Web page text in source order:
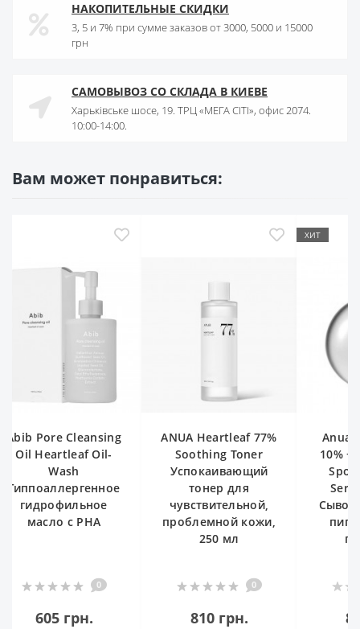
НАКОПИТЕЛЬНЫЕ СКИДКИ
3, 5 и 7% при сумме заказов от 3000, 5000 и 15000
грн
САМОВЫВОЗ СО СКЛАДА В КИЕВЕ
Харьківське шосе, 19. ТРЦ «МЕГА СІТІ», офис 2074.
10:00-14:00.
Вам может понравиться:
ANUA Heartleaf 77%
Soothing Toner
Успокаивающий
тонер для
чувствительной,
проблемной кожи,
0
810 грн.
Anua Niacinamide
10% + TXA 4% Dark
Spot Correcting
Serum (RENEW)
Сыворотка против
пигментации и
пост-акне
1
870 грн.
-25%
Anua
мл